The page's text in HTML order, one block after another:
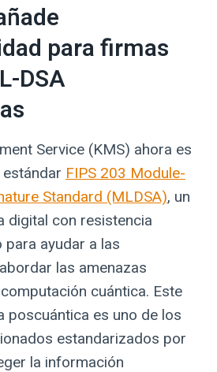
para firmas
DSA
Service (KMS) ahora es
FIPS 203 Module-
Standard (MLDSA), un
digital con resistencia
para ayudar a las
las amenazas
cuántica. Este
poscuántica es uno de los
estandarizados por
la información